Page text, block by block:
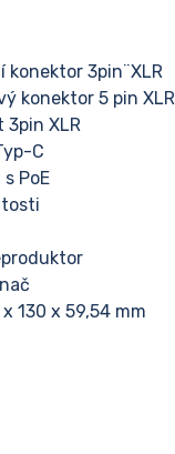
konektor 3pin¨XLR
konektor 5 pin XLR
XLR
C
PoE
130 x 59,54 mm